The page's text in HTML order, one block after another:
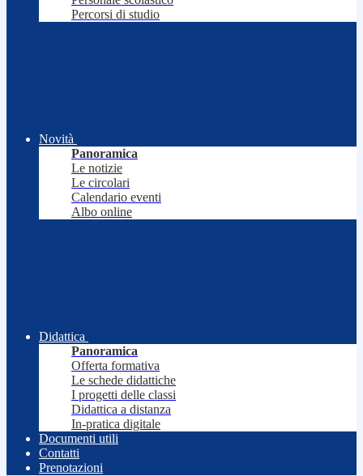
Percorsi di studio
Novità
Panoramica
Le notizie
Le circolari
Calendario eventi
Albo online
Didattica
Panoramica
Offerta formativa
Le schede didattiche
I progetti delle classi
Didattica a distanza
In-pratica digitale
Documenti utili
Contatti
Prenotazioni